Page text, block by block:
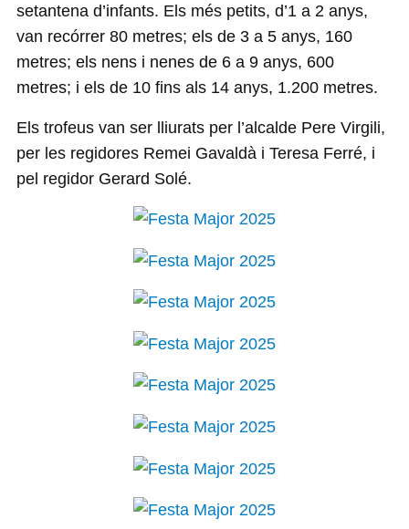
setantena d’infants. Els més petits, d’1 a 2 anys,
van recórrer 80 metres; els de 3 a 5 anys, 160
metres; els nens i nenes de 6 a 9 anys, 600
metres; i els de 10 fins als 14 anys, 1.200 metres.
Els trofeus van ser lliurats per l’alcalde Pere Virgili,
per les regidores Remei Gavaldà i Teresa Ferré, i
pel regidor Gerard Solé.